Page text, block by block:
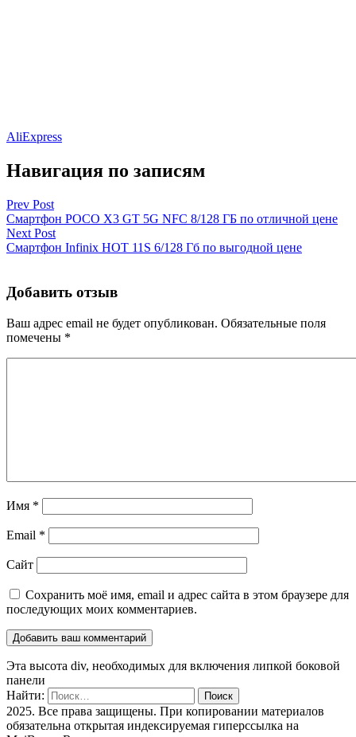
AliExpress
Навигация по записям
Prev Post
Смартфон POCO X3 GT 5G NFC 8/128 ГБ по отличной цене
Next Post
Cмартфон Infinix HOT 11S 6/128 Гб по выгодной цене
Добавить отзыв
Ваш адрес email не будет опубликован. Обязательные поля
помечены *
Имя *
Email *
Сайт
Сохранить моё имя, email и адрес сайта в этом браузере для
последующих моих комментариев.
Эта высота div, необходимых для включения липкой боковой
панели
Найти:
2025. Все права защищены. При копировании материалов
обязательна открытая индексируемая гиперссылка на